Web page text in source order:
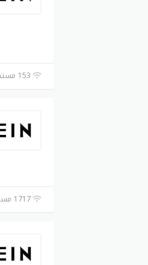
153 مستخدم - 0 اليوم
1717 مستخدم - 0 اليوم